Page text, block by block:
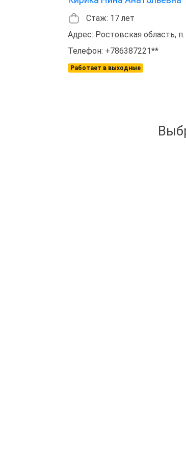
Стаж: 17 лет
Адрес: Ростовская область,
Телефон: +786387221**
Работает в выходные